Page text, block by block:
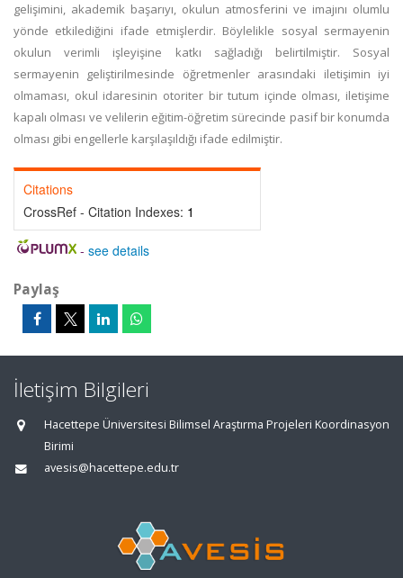
gelişimini, akademik başarıyı, okulun atmosferini ve imajını olumlu
yönde etkilediğini ifade etmişlerdir. Böylelikle sosyal sermayenin
okulun verimli işleyişine katkı sağladığı belirtilmiştir. Sosyal
sermayenin geliştirilmesinde öğretmenler arasındaki iletişimin iyi
olmaması, okul idaresinin otoriter bir tutum içinde olması, iletişime
kapalı olması ve velilerin eğitim-öğretim sürecinde pasif bir konumda
olması gibi engellerle karşılaşıldığı ifade edilmiştir.
Citations
CrossRef - Citation Indexes: 1
- see details
Paylaş
İletişim Bilgileri
Hacettepe Üniversitesi Bilimsel Araştırma Projeleri Koordinasyon
Birimi
avesis@hacettepe.edu.tr